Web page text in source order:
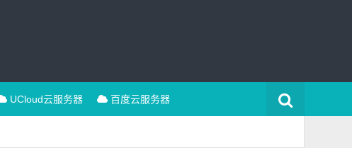
UCloud云服务器 百度云服务器